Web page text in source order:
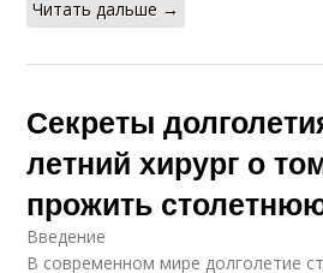
Читать дальше →
Секреты
летний хирург о
прожить
Введение
В современном мире долголетие